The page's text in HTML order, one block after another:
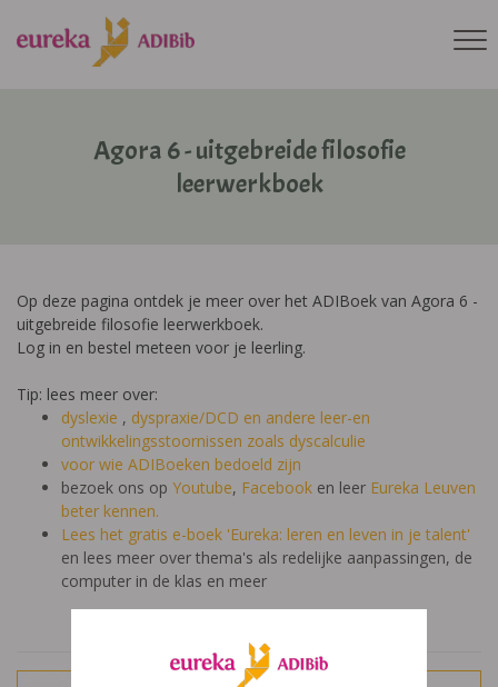
Agora 6 - uitgebreide filosofie
leerwerkboek
Op deze pagina ontdek je meer over het ADIBoek van Agora 6 -
uitgebreide filosofie leerwerkboek.
Log in en bestel meteen voor je leerling.
Tip: lees meer over:
dyslexie , dyspraxie/DCD en andere leer-en
ontwikkelingsstoornissen zoals dyscalculie
voor wie ADIBoeken bedoeld zijn
bezoek ons op Youtube, Facebook en leer Eureka Leuven
beter kennen.
Lees het gratis e-boek 'Eureka: leren en leven in je talent'
en lees meer over thema's als redelijke aanpassingen, de
computer in de klas en meer